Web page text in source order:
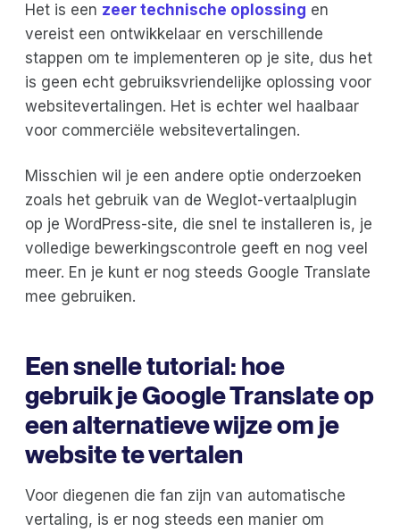
Het is een zeer technische oplossing en
vereist een ontwikkelaar en verschillende
stappen om te implementeren op je site, dus het
is geen echt gebruiksvriendelijke oplossing voor
websitevertalingen. Het is echter wel haalbaar
voor commerciële websitevertalingen.
Misschien wil je een andere optie onderzoeken
zoals het gebruik van de Weglot-vertaalplugin
op je WordPress-site, die snel te installeren is, je
volledige bewerkingscontrole geeft en nog veel
meer. En je kunt er nog steeds Google Translate
mee gebruiken.
Een snelle tutorial: hoe
gebruik je Google Translate op
een alternatieve wijze om je
website te vertalen
Voor diegenen die fan zijn van automatische
vertaling, is er nog steeds een manier om